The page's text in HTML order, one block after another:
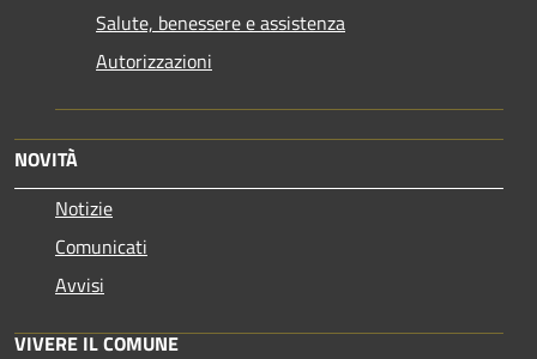
Salute, benessere e assistenza
Autorizzazioni
NOVITÀ
Notizie
Comunicati
Avvisi
VIVERE IL COMUNE